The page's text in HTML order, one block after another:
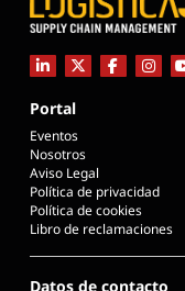
Portal
Eventos
Nosotros
Aviso Legal
Política de privacidad
Política de cookies
Libro de reclamaciones
Datos de contacto